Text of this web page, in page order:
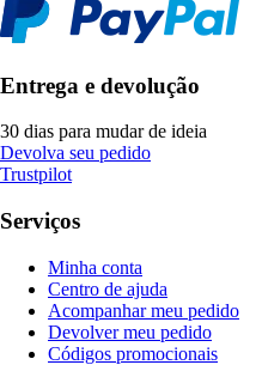
Entrega e devolução
30 dias para mudar de ideia
Devolva seu pedido
Trustpilot
Serviços
Minha conta
Centro de ajuda
Acompanhar meu pedido
Devolver meu pedido
Códigos promocionais